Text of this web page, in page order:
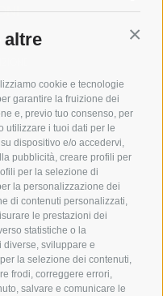
altre
cookie e tecnologie
garantire la fruizione dei
e, previo tuo consenso, per
utilizzare i tuoi dati per le
dispositivo e/o accedervi,
pubblicità, creare profili per
per la selezione di
la personalizzazione dei
di contenuti personalizzati,
le prestazioni dei
statistiche o la
sviluppare e
la selezione dei contenuti,
frodi, correggere errori,
salvare e comunicare le